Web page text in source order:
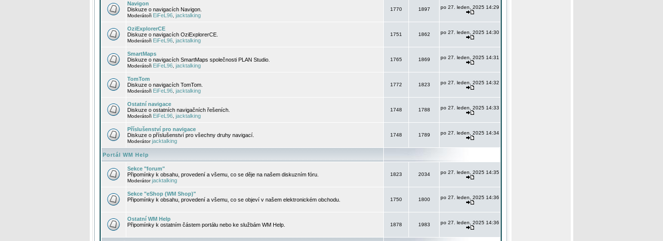
Navigon
Diskuze o navigacích Navigon.
Moderátoři EiFeL96 jacktalking
1770 1897 po 27. leden, 2025 14:29
OziExplorerCE
Diskuze o navigacích OziExplorerCE.
Moderátoři EiFeL96 jacktalking
1751 1862 po 27. leden, 2025 14:30
SmartMaps
Diskuze o navigacích SmartMaps společnosti PLAN Studio.
Moderátoři EiFeL96 jacktalking
1765 1869 po 27. leden, 2025 14:31
TomTom
Diskuze o navigacích TomTom.
Moderátoři EiFeL96 jacktalking
1772 1823 po 27. leden, 2025 14:32
Ostatní navigace
Diskuze o ostatních navigačních řešeních.
Moderátoři EiFeL96 jacktalking
1748 1788 po 27. leden, 2025 14:33
Příslušenství pro navigace
Diskuze o příslušenství pro všechny druhy navigací.
Moderátorjacktalking
1748 1789 po 27. leden, 2025 14:34
Portál WM Help
Sekce "forum"
Připomínky k obsahu, provedení a všemu, co se děje na našem diskuzním fóru.
Moderátorjacktalking
1823 2034 po 27. leden, 2025 14:35
Sekce "eShop (WM Shop)"
Připomínky k obsahu, provedení a všemu, co se objeví v našem elektronickém obchodu.
1750 1800 po 27. leden, 2025 14:36
Ostatní WM Help
Připomínky k ostatním částem portálu nebo ke službám WM Help.
1878 1983 po 27. leden, 2025 14:36